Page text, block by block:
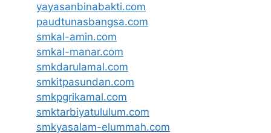
yayasanbinabakti.com
paudtunasbangsa.com
smkal-amin.com
smkal-manar.com
smkdarulamal.com
smkitpasundan.com
smkpgrikamal.com
smktarbiyatululum.com
smkyasalam-elummah.com